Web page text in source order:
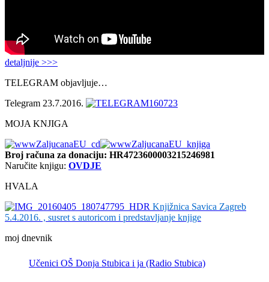
detaljnije >>>
TELEGRAM objavljuje…
Telegram 23.7.2016.
MOJA KNJIGA
Broj računa za donaciju: HR4723600003215246981
Naručite knjigu: OVDJE
HVALA
Knjižnica Savica Zagreb
5.4.2016. , susret s autoricom i predstavljanje knjige
moj dnevnik
Učenici OŠ Donja Stubica i ja (Radio Stubica)